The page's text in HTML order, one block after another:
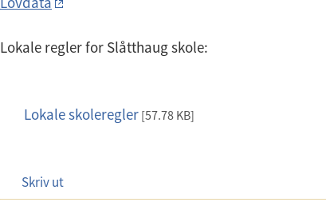
Lokale regler for Slåtthaug skole:
Lokale skoleregler[57.78 KB]
Skriv ut